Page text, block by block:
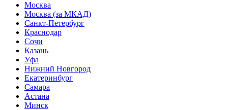
Москва
Москва (за МКАД)
Санкт-Петербург
Краснодар
Сочи
Казань
Уфа
Нижний Новгород
Екатеринбург
Самара
Астана
Минск